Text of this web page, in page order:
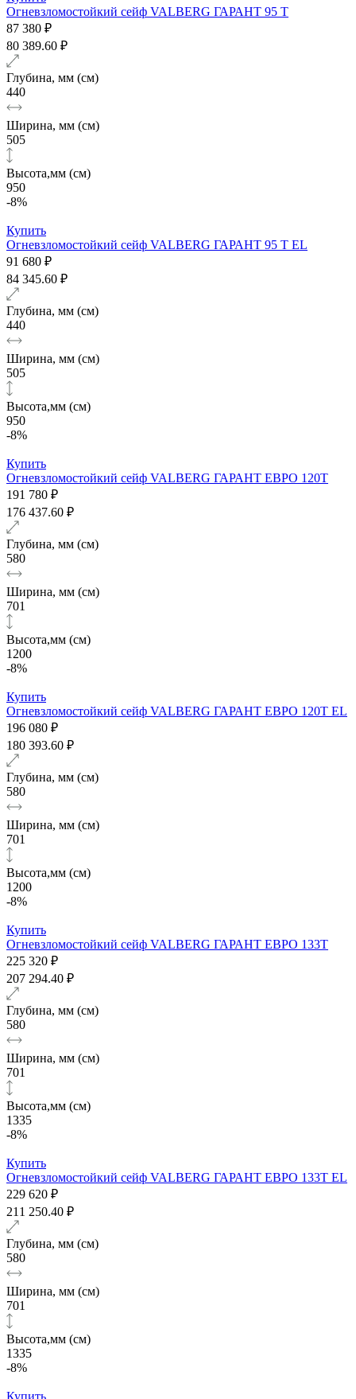
Огневзломостойкий сейф VALBERG ГАРАНТ 95 T
87 380 ₽
80 389.60 ₽
Глубина, мм (см)
440
Ширина, мм (см)
505
Высота,мм (см)
950
-8%
Купить
Огневзломостойкий сейф VALBERG ГАРАНТ 95 T EL
91 680 ₽
84 345.60 ₽
Глубина, мм (см)
440
Ширина, мм (см)
505
Высота,мм (см)
950
-8%
Купить
Огневзломостойкий сейф VALBERG ГАРАНТ ЕВРО 120Т
191 780 ₽
176 437.60 ₽
Глубина, мм (см)
580
Ширина, мм (см)
701
Высота,мм (см)
1200
-8%
Купить
Огневзломостойкий сейф VALBERG ГАРАНТ ЕВРО 120Т EL
196 080 ₽
180 393.60 ₽
Глубина, мм (см)
580
Ширина, мм (см)
701
Высота,мм (см)
1200
-8%
Купить
Огневзломостойкий сейф VALBERG ГАРАНТ ЕВРО 133Т
225 320 ₽
207 294.40 ₽
Глубина, мм (см)
580
Ширина, мм (см)
701
Высота,мм (см)
1335
-8%
Купить
Огневзломостойкий сейф VALBERG ГАРАНТ ЕВРО 133Т EL
229 620 ₽
211 250.40 ₽
Глубина, мм (см)
580
Ширина, мм (см)
701
Высота,мм (см)
1335
-8%